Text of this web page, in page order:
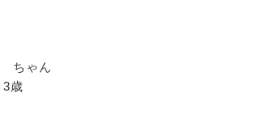
ちゃん
3歳